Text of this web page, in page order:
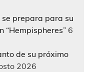
prepara para su
“Hempispheres” 6
de su próximo
2026